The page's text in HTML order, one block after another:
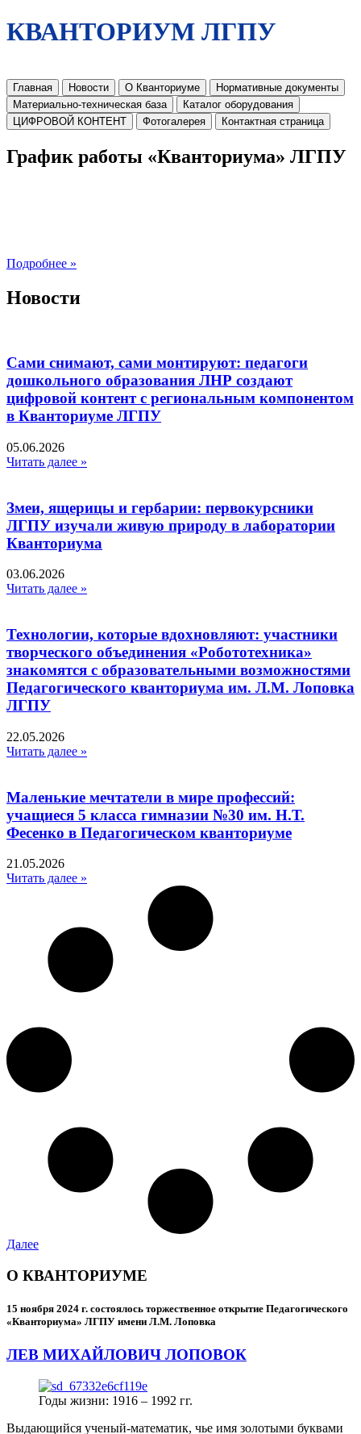
КВАНТОРИУМ ЛГПУ
Главная Новости О Кванториуме
Нормативные документы
Материально-техническая база
Каталог оборудования
ЦИФРОВОЙ КОНТЕНТ
Фотогалерея Контактная страница
График работы «Кванториума» ЛГПУ
Подробнее »
Новости
Сами снимают, сами монтируют: педагоги
дошкольного образования ЛНР создают
цифровой контент с региональным компонентом
в Кванториуме ЛГПУ​
05.06.2026
Читать далее »
Змеи, ящерицы и гербарии: первокурсники
ЛГПУ изучали живую природу в лаборатории
Кванториума
03.06.2026
Читать далее »
Технологии, которые вдохновляют: участники
творческого объединения «Робототехника»
знакомятся с образовательными возможностями
Педагогического кванториума им. Л.М. Лоповка
ЛГПУ
22.05.2026
Читать далее »
Маленькие мечтатели в мире профессий:
учащиеся 5 класса гимназии №30 им. Н.Т.
Фесенко в Педагогическом кванториуме
21.05.2026
Читать далее »
Далее
О КВАНТОРИУМЕ
15 ноября 2024 г. состоялось торжественное открытие Педагогического
«Кванториума» ЛГПУ имени Л.М. Лоповка
ЛЕВ МИХАЙЛОВИЧ ЛОПОВОК
Годы жизни: 1916 – 1992 гг.
Выдающийся ученый-математик, чье имя золотыми буквами